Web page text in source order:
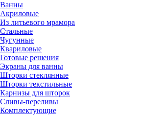
Ванны
Акриловые
Из литьевого мрамора
Стальные
Чугунные
Квариловые
Готовые решения
Экраны для ванны
Шторки стеклянные
Шторки текстильные
Карнизы для шторок
Сливы-переливы
Комплектующие